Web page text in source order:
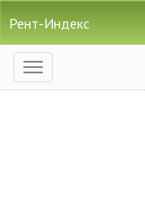
Рент-Индекс
Открыть
навигацию